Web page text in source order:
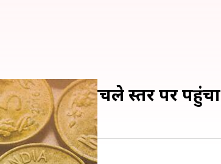
के सबसे निचले स्तर पर पहुंचा